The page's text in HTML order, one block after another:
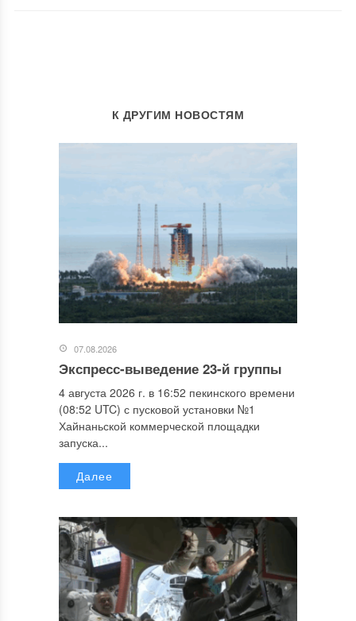
К ДРУГИМ НОВОСТЯМ
07.08.2026
Экспресс-выведение 23-й группы
4 августа 2026 г. в 16:52 пекинского времени
(08:52 UTC) с пусковой установки №1
Хайнаньской коммерческой площадки
запуска...
Далее